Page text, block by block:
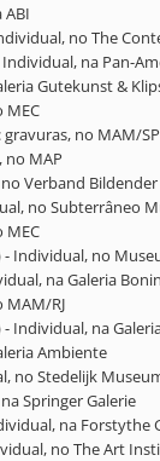
ABI
no The
na Pan-
Gutekunst &
MEC
gravuras, no MAM/SP
no MAP
Verband
no Subterrâneo
MEC
- Individual, no
na Galeria
MAM/RJ
- Individual, na
Ambiente
no Stedelijk
Springer Galerie
na Forstythe
no The Art